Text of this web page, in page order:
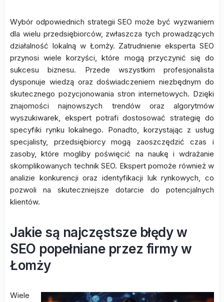
Wybór odpowiednich strategii SEO może być wyzwaniem
dla wielu przedsiębiorców, zwłaszcza tych prowadzących
działalność lokalną w Łomży. Zatrudnienie eksperta SEO
przynosi wiele korzyści, które mogą przyczynić się do
sukcesu biznesu. Przede wszystkim profesjonalista
dysponuje wiedzą oraz doświadczeniem niezbędnym do
skutecznego pozycjonowania stron internetowych. Dzięki
znajomości najnowszych trendów oraz algorytmów
wyszukiwarek, ekspert potrafi dostosować strategię do
specyfiki rynku lokalnego. Ponadto, korzystając z usług
specjalisty, przedsiębiorcy mogą zaoszczędzić czas i
zasoby, które mogliby poświęcić na naukę i wdrażanie
skomplikowanych technik SEO. Ekspert pomoże również w
analizie konkurencji oraz identyfikacji luk rynkowych, co
pozwoli na skuteczniejsze dotarcie do potencjalnych
klientów.
Jakie są najczęstsze błędy w
SEO popełniane przez firmy w
Łomży
Wiele